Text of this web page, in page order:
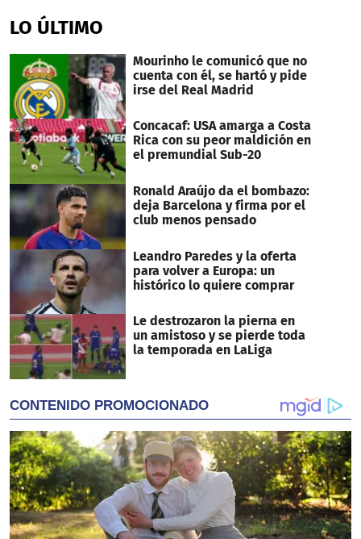
of
1
0
LO ÚLTIMO
Mourinho le comunicó que no
cuenta con él, se hartó y pide
irse del Real Madrid
Concacaf: USA amarga a Costa
Rica con su peor maldición en
el premundial Sub-20
Ronald Araújo da el bombazo:
deja Barcelona y firma por el
club menos pensado
Leandro Paredes y la oferta
para volver a Europa: un
histórico lo quiere comprar
Le destrozaron la pierna en
un amistoso y se pierde toda
la temporada en LaLiga